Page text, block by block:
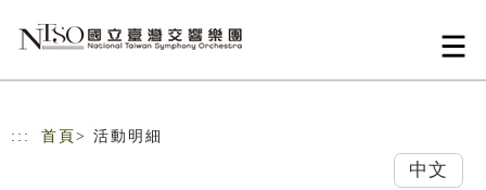
::: 首頁 > 活動明細
中文